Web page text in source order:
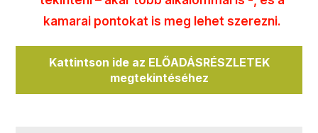
kamarai pontokat is meg lehet szerezni.
Kattintson ide az ELŐADÁSRÉSZLETEK
megtekintéséhez